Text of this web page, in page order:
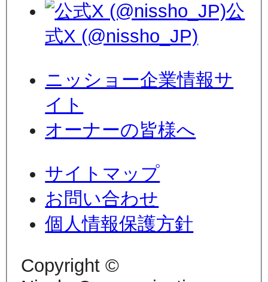
公
式X (@nissho_JP)
ニッショー企業情報サ
イト
オーナーの皆様へ
サイトマップ
お問い合わせ
個人情報保護方針
Copyright ©